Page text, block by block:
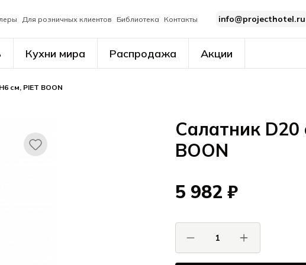
Для розничных клиентов Библиотека Контакты info@projecthotel.ru
Кухни мира Распродажа Акции
см, PIET BOON
Салатник D20
BOON
5 982 ₽